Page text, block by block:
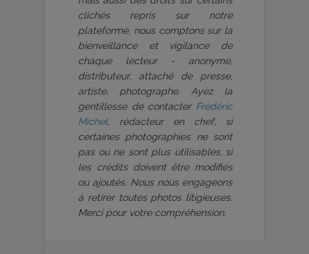
clichés repris sur notre
plateforme, nous comptons sur la
bienveillance et vigilance de
chaque lecteur - anonyme,
distributeur, attaché de presse,
artiste, photographe. Ayez la
gentillesse de contacter Frédéric
Michel, rédacteur en chef, si
certaines photographies ne sont
pas ou ne sont plus utilisables, si
les crédits doivent être modifiés
ou ajoutés. Nous nous engageons
à retirer toutes photos litigieuses.
Merci pour votre compréhension.